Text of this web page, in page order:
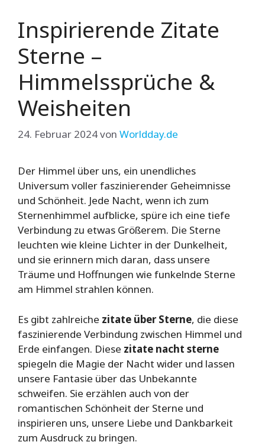
Inspirierende Zitate
Sterne –
Himmelssprüche &
Weisheiten
24. Februar 2024von Worldday.de
Der Himmel über uns, ein unendliches
Universum voller faszinierender Geheimnisse
und Schönheit. Jede Nacht, wenn ich zum
Sternenhimmel aufblicke, spüre ich eine tiefe
Verbindung zu etwas Größerem. Die Sterne
leuchten wie kleine Lichter in der Dunkelheit,
und sie erinnern mich daran, dass unsere
Träume und Hoffnungen wie funkelnde Sterne
am Himmel strahlen können.
Es gibt zahlreiche zitate über Sterne, die diese
faszinierende Verbindung zwischen Himmel und
Erde einfangen. Diese zitate nacht sterne
spiegeln die Magie der Nacht wider und lassen
unsere Fantasie über das Unbekannte
schweifen. Sie erzählen auch von der
romantischen Schönheit der Sterne und
inspirieren uns, unsere Liebe und Dankbarkeit
zum Ausdruck zu bringen.